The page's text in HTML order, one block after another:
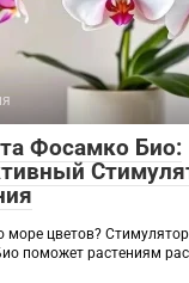
Фосамко Био:
море цветов?
поможет растениям